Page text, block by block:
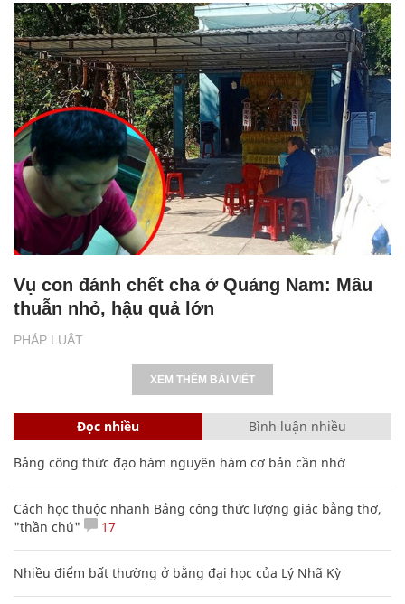
PHÁP LUẬT
Vụ con đánh chết cha ở Quảng Nam: Mâu
thuẫn nhỏ, hậu quả lớn
XEM THÊM BÀI VIẾT
Đọc nhiều Bình luận nhiều
Bảng công thức đạo hàm nguyên hàm cơ bản cần nhớ
Cách học thuộc nhanh Bảng công thức lượng giác bằng thơ,
"thần chú"
17
Nhiều điểm bất thường ở bằng đại học của Lý Nhã Kỳ